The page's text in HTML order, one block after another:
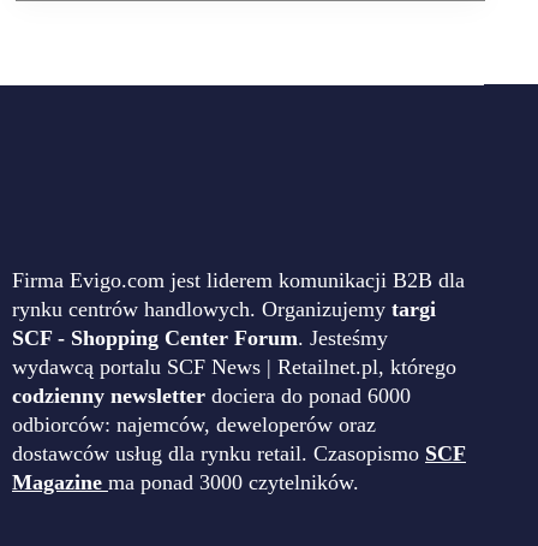
Firma Evigo.com jest liderem komunikacji B2B dla
rynku centrów handlowych. Organizujemy targi
SCF - Shopping Center Forum. Jesteśmy
wydawcą portalu SCF News | Retailnet.pl, którego
codzienny newsletter dociera do ponad 6000
odbiorców: najemców, deweloperów oraz
dostawców usług dla rynku retail. Czasopismo SCF
Magazine ma ponad 3000 czytelników.